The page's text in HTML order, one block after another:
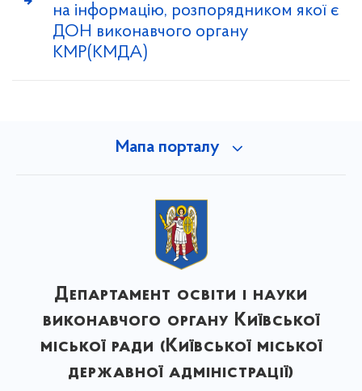
на інформацію, розпорядником якої є
ДОН виконавчого органу
КМР(КМДА)
Мапа порталу
Департамент освіти і науки
виконавчого органу Київської
міської ради (Київської міської
державної адміністрації)